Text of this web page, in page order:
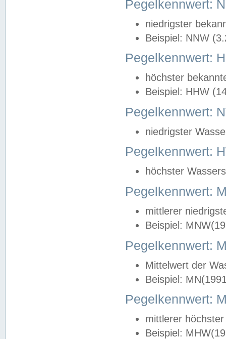
Pegelkennwert:
niedrigster
Beispiel: NNW
Pegelkennwert:
höchster
Beispiel: HHW
Pegelkennwert:
niedrigster
Pegelkennwert:
höchster
Pegelkennwert:
mittlerer
Beispiel:
Pegelkennwert:
Mittelwert der
Beispiel:
Pegelkennwert:
mittlerer
Beispiel: